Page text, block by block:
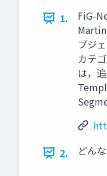
1.
FiG-
ブジ
カテ
は，
2.
どん